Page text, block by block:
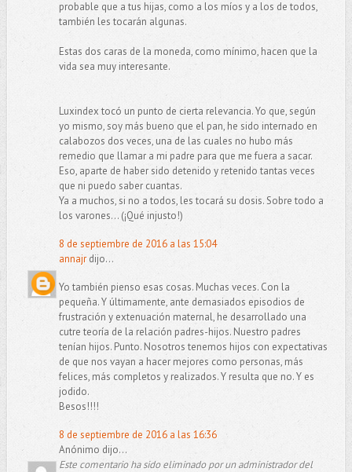
probable que a tus hijas, como a los míos y a los de todos,
también les tocarán algunas.
Estas dos caras de la moneda, como mínimo, hacen que la
vida sea muy interesante.
Luxindex tocó un punto de cierta relevancia. Yo que, según
yo mismo, soy más bueno que el pan, he sido internado en
calabozos dos veces, una de las cuales no hubo más
remedio que llamar a mi padre para que me fuera a sacar.
Eso, aparte de haber sido detenido y retenido tantas veces
que ni puedo saber cuantas.
Ya a muchos, si no a todos, les tocará su dosis. Sobre todo a
los varones... (¡Qué injusto!)
8 de septiembre de 2016 a las 15:04
annajrdijo...
Yo también pienso esas cosas. Muchas veces. Con la
pequeña. Y últimamente, ante demasiados episodios de
frustración y extenuación maternal, he desarrollado una
cutre teoría de la relación padres-hijos. Nuestro padres
tenían hijos. Punto. Nosotros tenemos hijos con expectativas
de que nos vayan a hacer mejores como personas, más
felices, más completos y realizados. Y resulta que no. Y es
jodido.
Besos!!!!
8 de septiembre de 2016 a las 16:36
Anónimo dijo...
Este comentario ha sido eliminado por un administrador del